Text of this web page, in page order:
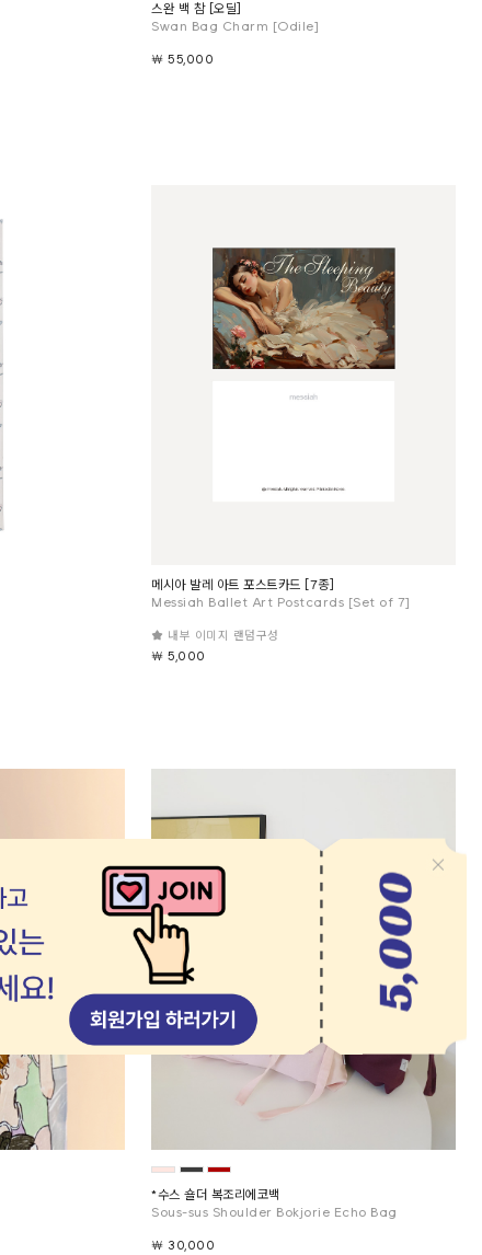
스완 백 참 [오딜]
Swan Bag Charm [Odile]
￦ 55,000
메시아 발레 아트 포스트카드 [7종]
Messiah Ballet Art Postcards [Set of 7]
★ 내부 이미지 랜덤구성
￦ 5,000
*수스 숄더 복조리에코백
Sous-sus Shoulder Bokjorie Echo Bag
￦ 30,000